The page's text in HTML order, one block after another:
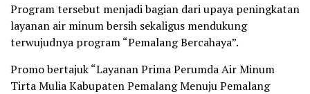
Program tersebut menjadi bagian dari upaya peningkatan
layanan air minum bersih sekaligus mendukung
terwujudnya program “Pemalang Bercahaya”.
Promo bertajuk “Layanan Prima Perumda Air Minum
Tirta Mulia Kabupaten Pemalang Menuju Pemalang